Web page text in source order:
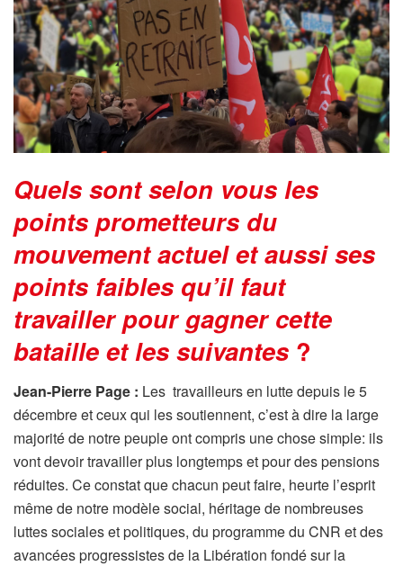
Quels sont selon vous les
points prometteurs du
mouvement actuel et aussi ses
points faibles qu’il faut
travailler pour gagner cette
bataille et les suivantes ?
Jean-Pierre Page : Les travailleurs en lutte depuis le 5
décembre et ceux qui les soutiennent, c’est à dire la large
majorité de notre peuple ont compris une chose simple: ils
vont devoir travailler plus longtemps et pour des pensions
réduites. Ce constat que chacun peut faire, heurte l’esprit
même de notre modèle social, héritage de nombreuses
luttes sociales et politiques, du programme du CNR et des
avancées progressistes de la Libération fondé sur la